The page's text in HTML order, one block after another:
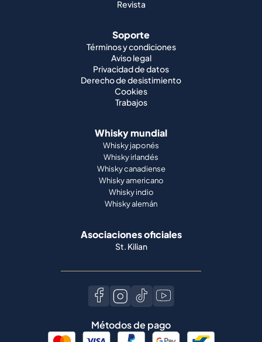
Revista
Soporte
Términos y condiciones
Aviso legal
Privacidad de datos
Derecho de desistimiento
Cookies
Trabajos
Whisky mundial
Whisky japonés
Whisky irlandés
Whisky canadiense
Whisky americano
Whisky indio
Whisky alemán
Asociaciones oficiales
St. Kilian
Métodos de pago